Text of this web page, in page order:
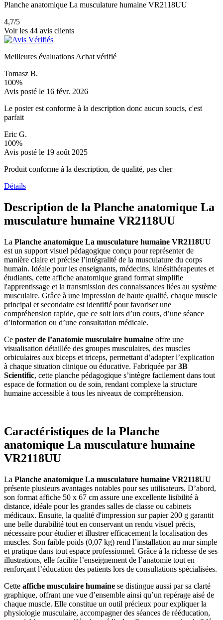
Planche anatomique La musculature humaine VR2118UU
4,7/5
Voir les 44 avis clients
Meilleures évaluations Achat vérifié
Tomasz B.
100%
Avis posté le 16 févr. 2026
Le poster est conforme à la description donc aucun soucis, c'est
parfait
Eric G.
100%
Avis posté le 19 août 2025
Produit conforme à la description, de qualité, pas cher
Détails
Description de la Planche anatomique La
musculature humaine VR2118UU
La Planche anatomique La musculature humaine VR2118UU
est un support visuel pédagogique conçu pour représenter de
manière claire et précise l’intégralité de la musculature du corps
humain. Idéale pour les enseignants, médecins, kinésithérapeutes et
étudiants, cette affiche anatomique grand format simplifie
l'apprentissage et la transmission des connaissances liées au système
musculaire. Grâce à une impression de haute qualité, chaque muscle
principal et secondaire est identifié pour favoriser une
compréhension rapide, que ce soit lors d’un cours, d’une séance
d’information ou d’une consultation médicale.
Ce poster de l’anatomie musculaire humaine offre une
visualisation détaillée des groupes musculaires, des muscles
orbiculaires aux biceps et triceps, permettant d’adapter l’explication
à chaque situation clinique ou éducative. Fabriquée par3B
Scientific, cette planche pédagogique s’intègre facilement dans tout
espace de formation ou de soin, rendant complexe la structure
humaine accessible à tous les niveaux de compréhension.
Caractéristiques de la Planche
anatomique La musculature humaine
VR2118UU
La Planche anatomique La musculature humaine VR2118UU
présente plusieurs avantages notables pour ses utilisateurs. D’abord,
son format affiche 50 x 67 cm assure une excellente lisibilité à
distance, idéale pour les grandes salles de classe ou cabinets
médicaux. Ensuite, la qualité d'impression sur papier 200 g garantit
une belle durabilité tout en conservant un rendu visuel précis,
nécessaire pour étudier et illustrer efficacement la localisation des
muscles. Son faible poids (0,07 kg) rend l’installation au mur simple
et pratique dans tout espace professionnel. Grâce à la richesse de ses
illustrations, elle facilite l’enseignement de l’anatomie tout en
renforçant l’éducation des patients lors de consultations spécialisées.
Cette affiche musculaire humaine se distingue aussi par sa clarté
graphique, offrant une vue d’ensemble ainsi qu’un repérage aisé de
chaque muscle. Elle constitue un outil précieux pour expliquer la
physiologie musculaire, accompagner des séances de rééducation,